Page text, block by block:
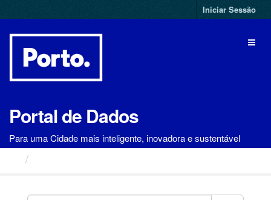
para
Iniciar Sessão
Portal de Dados
Para uma Cidade mais inteligente, inovadora e sustentável